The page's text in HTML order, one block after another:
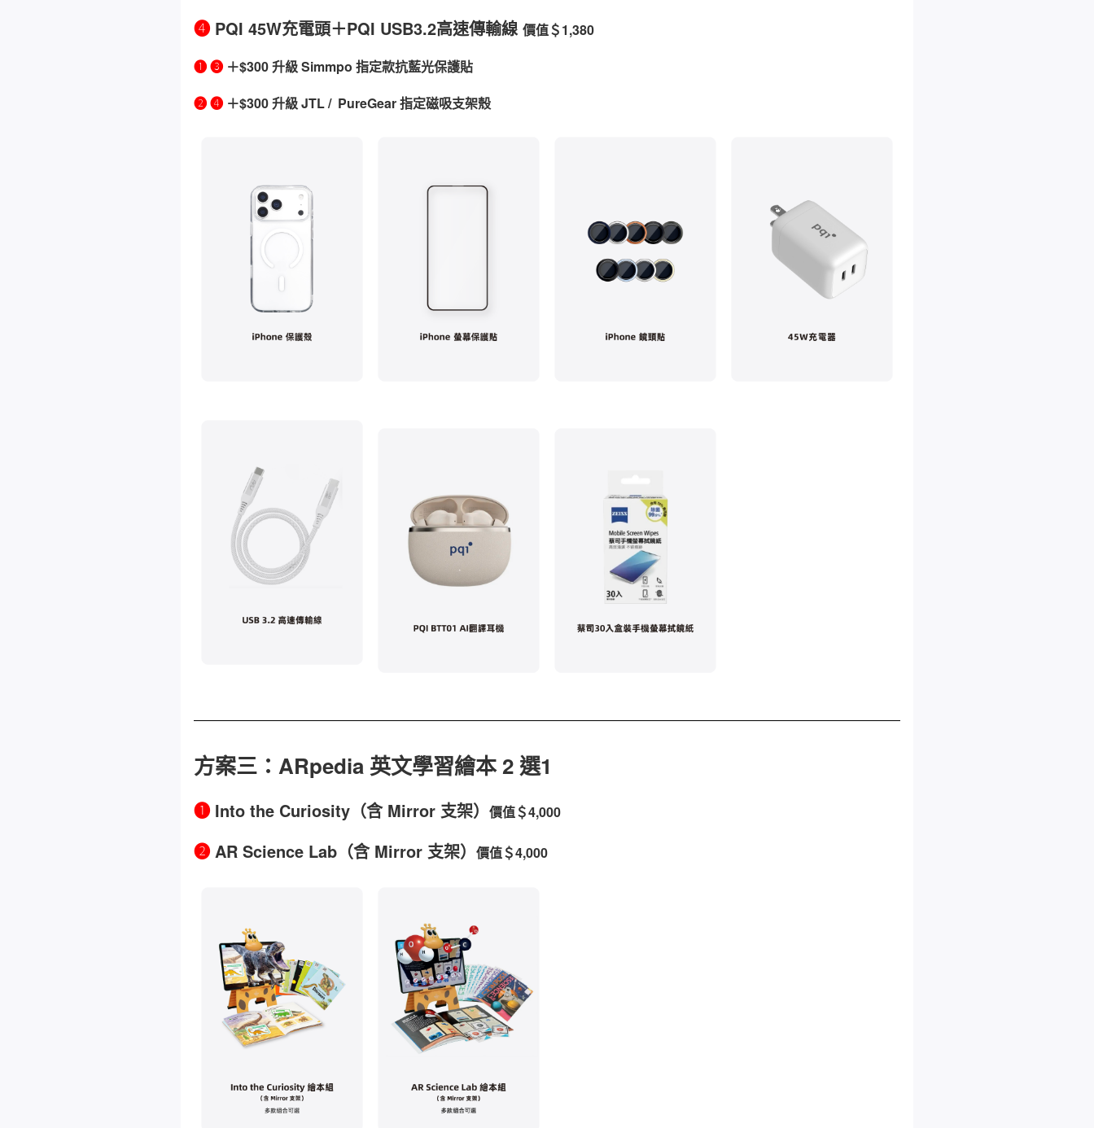
❹PQI 45W充電頭＋PQI USB3.2高速傳輸線 價值＄1,380
❶ ❸ ＋$300 升級 Simmpo 指定款抗藍光保護貼
❷ ❹ ＋$300 升級 JTL / PureGear 指定磁吸支架殼
方案三： ARpedia 英文學習繪本 2 選1
❶Into the Curiosity（含 Mirror 支架） 價值＄4,000
❷AR Science Lab（含 Mirror 支架） 價值＄4,000